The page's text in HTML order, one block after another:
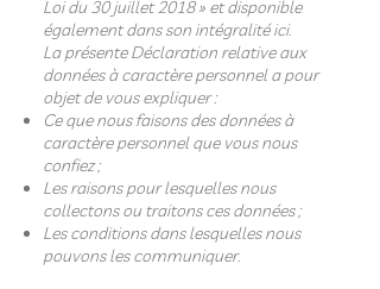
Loi du 30 juillet 2018 » et disponible
également dans son intégralité ici.
La présente Déclaration relative aux
données à caractère personnel a pour
objet de vous expliquer :
Ce que nous faisons des données à
caractère personnel que vous nous
confiez ;
Les raisons pour lesquelles nous
collectons ou traitons ces données ;
Les conditions dans lesquelles nous
pouvons les communiquer.